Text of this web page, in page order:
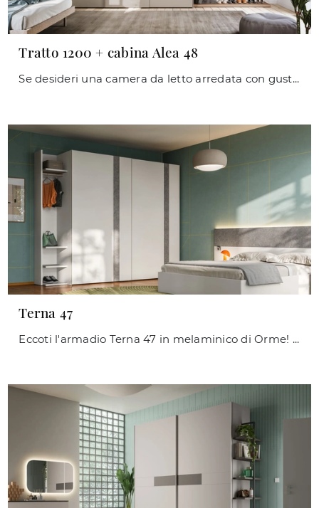
Tratto 1200 + cabina Alea 48
Se desideri una camera da letto arredata con gusto, scegli l'armadio Tratto 1200 + cabina Alea 48 con ante scorrevoli di Orme!
Terna 47
Eccoti l'armadio Terna 47 in melaminico di Orme! Una ricca gamma di armadi a muro con ante scorrevoli.